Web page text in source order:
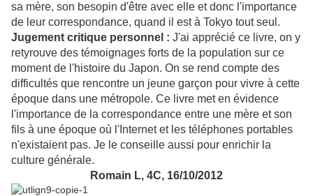
sa mère, son besopin d'être avec elle et donc l'importance
de leur correspondance, quand il est à Tokyo tout seul.
Jugement critique personnel : J'ai apprécié ce livre, on y
retyrouve des témoignages forts de la population sur ce
moment de l'histoire du Japon. On se rend compte des
difficultés que rencontre un jeune garçon pour vivre à cette
époque dans une métropole. Ce livre met en évidence
l'importance de la correspondance entre une mère et son
fils à une époque où l'Internet et les téléphones portables
n'existaient pas. Je le conseille aussi pour enrichir la
culture générale.
Romain L, 4C, 16/10/2012